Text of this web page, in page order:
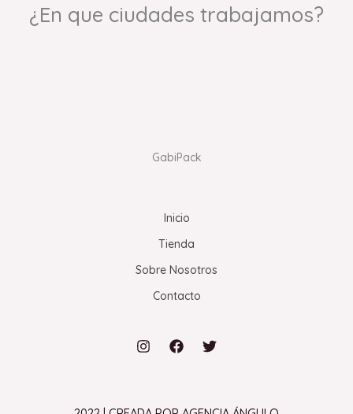
¿En que ciudades trabajamos?
GabiPack
Inicio
Tienda
Sobre Nosotros
Contacto